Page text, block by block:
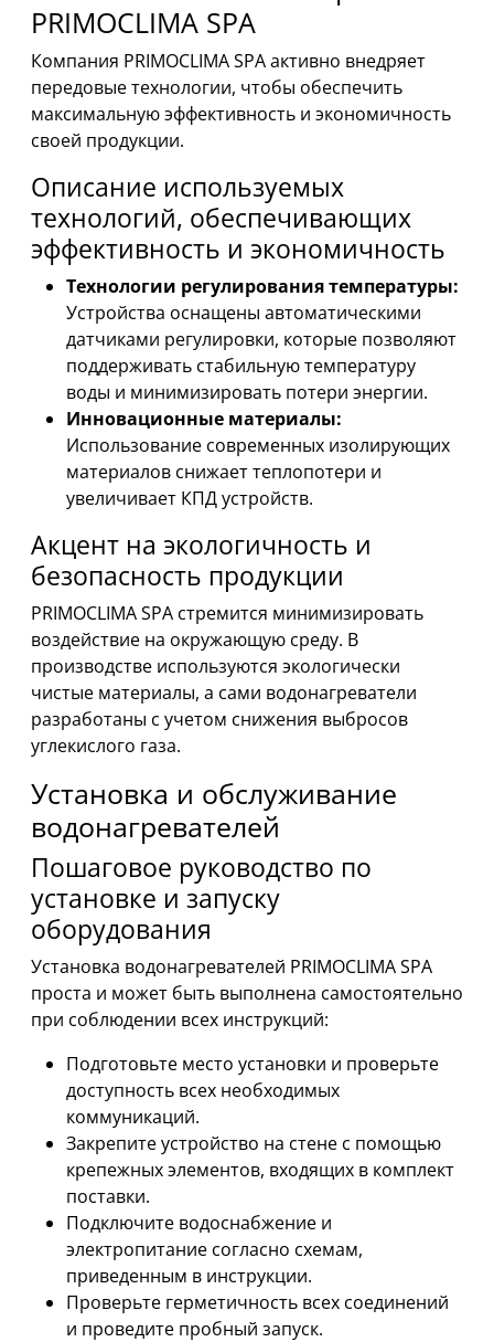
PRIMOCLIMA SPA
Компания PRIMOCLIMA SPA активно внедряет
передовые технологии, чтобы обеспечить
максимальную эффективность и экономичность
своей продукции.
Описание используемых
технологий, обеспечивающих
эффективность и экономичность
Технологии регулирования температуры:
Устройства оснащены автоматическими
датчиками регулировки, которые позволяют
поддерживать стабильную температуру
воды и минимизировать потери энергии.
Инновационные материалы:
Использование современных изолирующих
материалов снижает теплопотери и
увеличивает КПД устройств.
Акцент на экологичность и
безопасность продукции
PRIMOCLIMA SPA стремится минимизировать
воздействие на окружающую среду. В
производстве используются экологически
чистые материалы, а сами водонагреватели
разработаны с учетом снижения выбросов
углекислого газа.
Установка и обслуживание
водонагревателей
Пошаговое руководство по
установке и запуску
оборудования
Установка водонагревателей PRIMOCLIMA SPA
проста и может быть выполнена самостоятельно
при соблюдении всех инструкций:
Подготовьте место установки и проверьте
доступность всех необходимых
коммуникаций.
Закрепите устройство на стене с помощью
крепежных элементов, входящих в комплект
поставки.
Подключите водоснабжение и
электропитание согласно схемам,
приведенным в инструкции.
Проверьте герметичность всех соединений
и проведите пробный запуск.